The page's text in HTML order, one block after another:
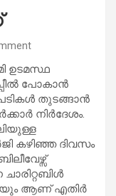
ഉടമസ്ഥ
പോകാൻ
തുടങ്ങാൻ
നിർദേശം.
കഴിഞ്ഞ ദിവസം
ആണ് എതിർ